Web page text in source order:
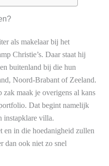
als makelaar bij het
Christie’s. Daar staat hij
buitenland bij die hun
Noord-Brabant of Zeeland.
maak je overigens al kans
Dat begint namelijk
instapklare villa.
in die hoedanigheid zullen
dan ook niet zo snel